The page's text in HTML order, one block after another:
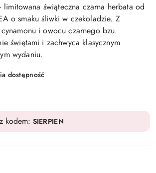
świąteczna czarna herbata od
o smaku śliwki w czekoladzie. Z
i owocu czarnego bzu.
świętami i zachwyca klasycznym
wydaniu.
dostępność
kodem: SIERPIEN